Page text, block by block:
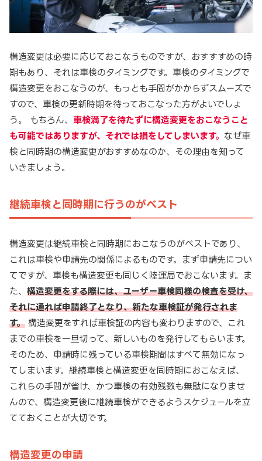
構造変更は必要に応じておこなうものですが、おすすすめの時
期もあり、それは車検のタイミングです。車検のタイミングで
構造変更をおこなうのが、もっとも手間がかからずスムーズで
すので、車検の更新時期を待っておこなった方がよいでしょ
う。 もちろん、 車検満了を待たずに構造変更をおこなうこと
も可能ではありますが、それでは損をしてしまいます。 なぜ車
検と同時期の構造変更がおすすめなのか、その理由を知って
いきましょう。
継続車検と同時期に行うのがベスト
構造変更は継続車検と同時期におこなうのがベストであり、
これは車検や申請先の関係によるものです。まず申請先につい
てですが、車検も構造変更も同じく陸運局でおこないます。ま
た、 構造変更をする際には、ユーザー車検同様の検査を受け、
それに通れば申請終了となり、新たな車検証が発行されま
す。 構造変更をすれば車検証の内容も変わりますので、これ
までの車検を一旦切って、新しいものを発行してもらいます。
そのため、申請時に残っている車検期間はすべて無効になっ
てしまいます。継続車検と構造変更を同時期におこなえば、
これらの手間が省け、かつ車検の有効残数も無駄になりませ
んので、構造変更後に継続車検ができるようスケジュールを立
てておくことが大切です。
構造変更の申請